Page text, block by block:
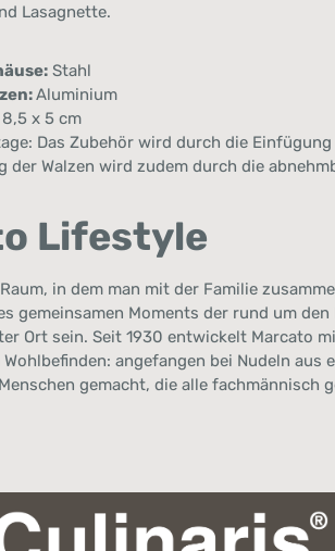
Lasagnette.
Stahl
Aluminium
x 5 cm
Das Zubehör wird durch die
der Walzen wird zudem durch die
Lifestyle
in dem man mit der Familie
gemeinsamen Moments der rund um
Ort sein. Seit 1930 entwickelt Marcato
angefangen bei Nudeln
gemacht, die alle fachmännisch